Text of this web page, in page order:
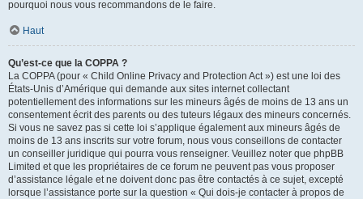
pourquoi nous vous recommandons de le faire.
Haut
Qu’est-ce que la COPPA ?
La COPPA (pour « Child Online Privacy and Protection Act ») est une loi des
États-Unis d’Amérique qui demande aux sites internet collectant
potentiellement des informations sur les mineurs âgés de moins de 13 ans un
consentement écrit des parents ou des tuteurs légaux des mineurs concernés.
Si vous ne savez pas si cette loi s’applique également aux mineurs âgés de
moins de 13 ans inscrits sur votre forum, nous vous conseillons de contacter
un conseiller juridique qui pourra vous renseigner. Veuillez noter que phpBB
Limited et que les propriétaires de ce forum ne peuvent pas vous proposer
d’assistance légale et ne doivent donc pas être contactés à ce sujet, excepté
lorsque l’assistance porte sur la question « Qui dois-je contacter à propos de